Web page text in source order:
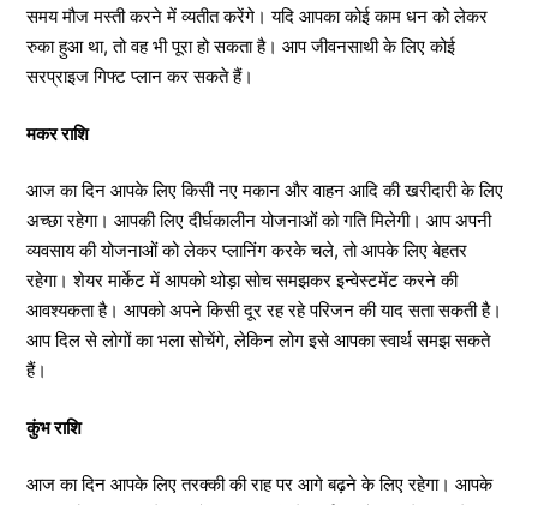
समय मौज मस्ती करने में व्यतीत करेंगे। यदि आपका कोई काम धन को लेकर
रुका हुआ था, तो वह भी पूरा हो सकता है। आप जीवनसाथी के लिए कोई
सरप्राइज गिफ्ट प्लान कर सकते हैं।
मकर राशि
आज का दिन आपके लिए किसी नए मकान और वाहन आदि की खरीदारी के लिए
अच्छा रहेगा। आपकी लिए दीर्घकालीन योजनाओं को गति मिलेगी। आप अपनी
व्यवसाय की योजनाओं को लेकर प्लानिंग करके चले, तो आपके लिए बेहतर
रहेगा। शेयर मार्केट में आपको थोड़ा सोच समझकर इन्वेस्टमेंट करने की
आवश्यकता है। आपको अपने किसी दूर रह रहे परिजन की याद सता सकती है।
आप दिल से लोगों का भला सोचेंगे, लेकिन लोग इसे आपका स्वार्थ समझ सकते
हैं।
कुंभ राशि
आज का दिन आपके लिए तरक्की की राह पर आगे बढ़ने के लिए रहेगा। आपके